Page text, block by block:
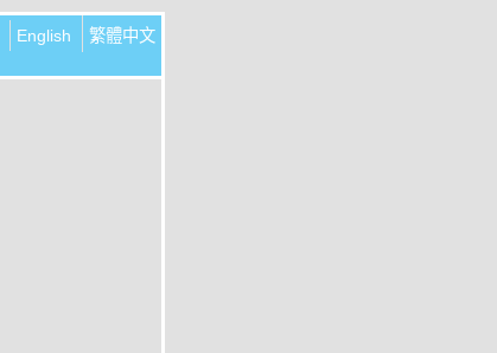
English 繁體中文